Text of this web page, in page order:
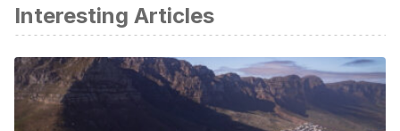
Interesting Articles